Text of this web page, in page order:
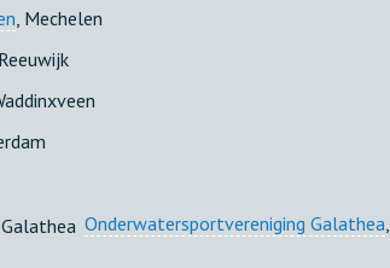
, Mechelen
Onderwatersportvereniging Galathea,